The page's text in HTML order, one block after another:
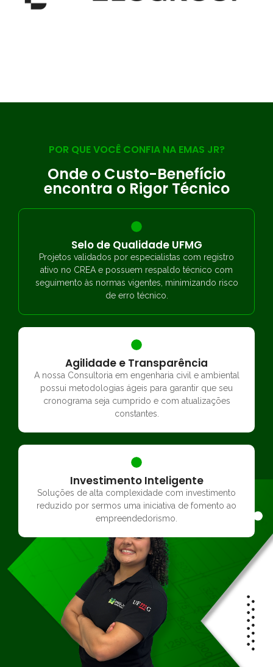
POR QUE VOCÊ CONFIA NA EMAS JR?
Onde o Custo-Benefício
encontra o Rigor Técnico
Selo de Qualidade UFMG
Projetos validados por especialistas com registro
ativo no CREA e possuem respaldo técnico com
seguimento às normas vigentes, minimizando risco
de erro técnico.
Agilidade e Transparência
A nossa Consultoria em engenharia civil e ambiental
possui metodologias ágeis para garantir que seu
cronograma seja cumprido e com atualizações
constantes.
Investimento Inteligente
Soluções de alta complexidade com investimento
reduzido por sermos uma iniciativa de fomento ao
empreendedorismo.